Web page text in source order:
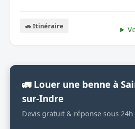
🚗 Itinéraire
🚛 Louer une benne à
sur-Indre
Devis gratuit & réponse sous 24h